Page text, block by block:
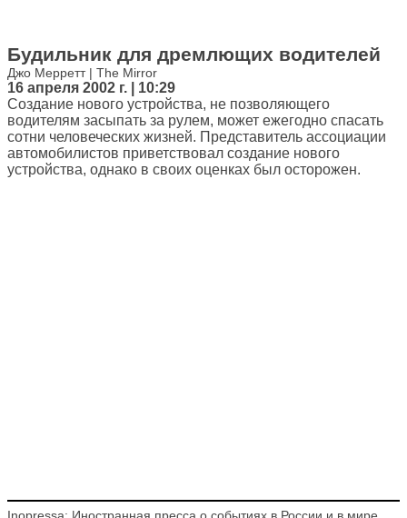
Будильник для дремлющих водителей
Джо Мерретт | The Mirror
16 апреля 2002 г. | 10:29
Создание нового устройства, не позволяющего
водителям засыпать за рулем, может ежегодно спасать
сотни человеческих жизней. Представитель ассоциации
автомобилистов приветствовал создание нового
устройства, однако в своих оценках был осторожен.